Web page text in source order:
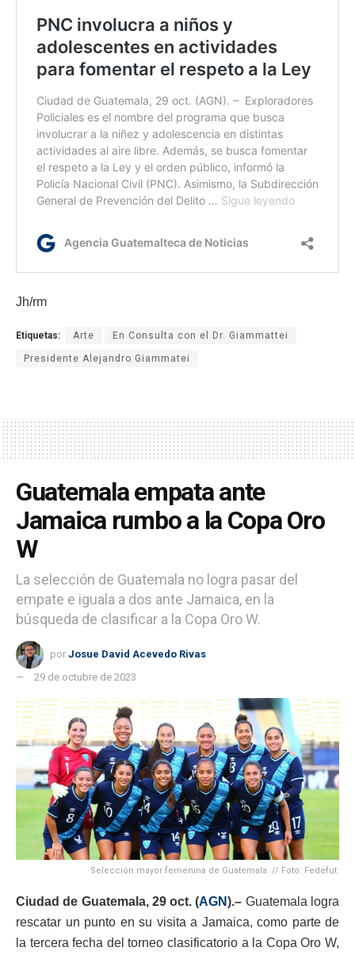
Jh/rm
Etiquetas: Arte En Consulta con el Dr. Giammattei
Presidente Alejandro Giammatei
Guatemala empata ante
Jamaica rumbo a la Copa Oro
W
La selección de Guatemala no logra pasar del
empate e iguala a dos ante Jamaica, en la
búsqueda de clasificar a la Copa Oro W.
por Josue David Acevedo Rivas
29 de octubre de 2023
Selección mayor femenina de Guatemala. // Foto: Fedefut.
Ciudad de Guatemala, 29 oct. (AGN).– Guatemala logra
rescatar un punto en su visita a Jamaica, como parte de
la tercera fecha del torneo clasificatorio a la Copa Oro W,